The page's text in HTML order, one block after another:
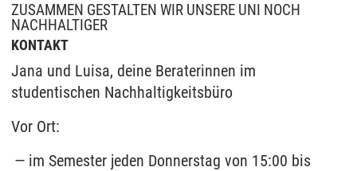
ZUSAMMEN GESTALTEN WIR UNSERE UNI NOCH
NACHHALTIGER
KONTAKT
Jana und Luisa, deine Beraterinnen im
studentischen Nachhaltigkeitsbüro
Vor Ort:
im Semester jeden Donnerstag von 15:00 bis